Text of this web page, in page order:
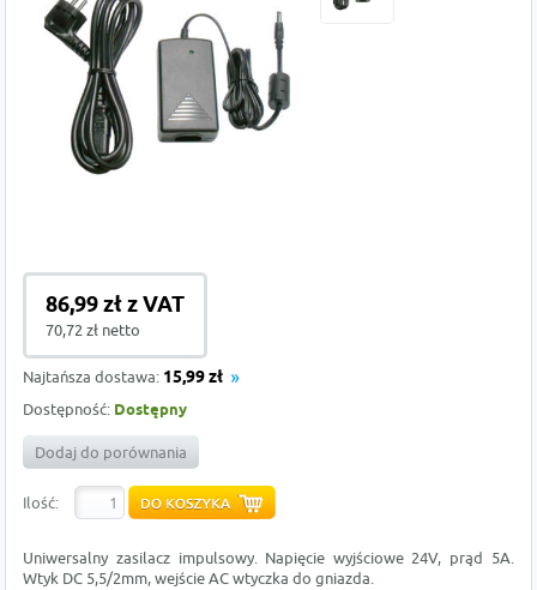
86,99 zł z VAT
70,72 zł netto
Najtańsza dostawa: 15,99 zł
Dostępność: Dostępny
Dodaj do porównania
Ilość:
Uniwersalny zasilacz impulsowy. Napięcie wyjściowe 24V, prąd 5A.
Wtyk DC 5,5/2mm, wejście AC wtyczka do gniazda.